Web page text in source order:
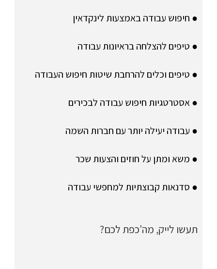
● חיפוש עבודה באמצעות לינקדאין
● טיפים להצלחה בראיונות עבודה
● טיפים וכלים להרחבת שיטות חיפוש העבודה
● אסטרטגיות חיפוש עבודה לבכירים
● עבודה יעילה יותר עם חברות השמה
● משא ומתן על חוזים והצעות שכר
● סדנאות קבוצתיות למחפשי עבודה
תעשו לייק, מה’כפת לכם?